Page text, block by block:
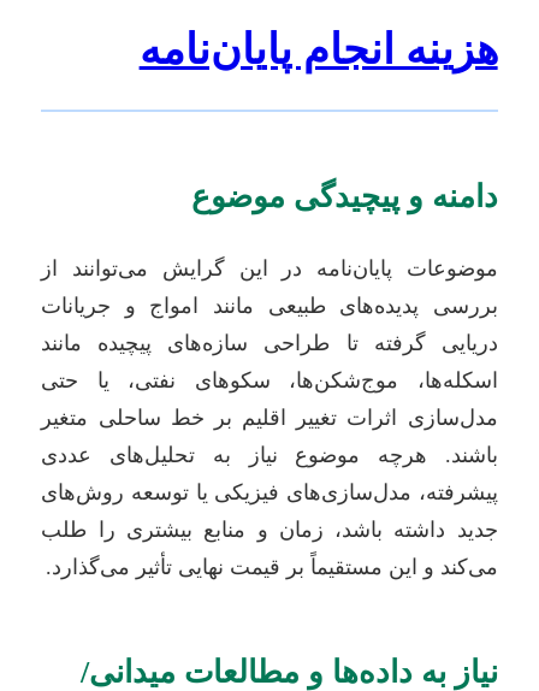
هزینه انجام پایان‌نامه
دامنه و پیچیدگی موضوع
موضوعات پایان‌نامه در این گرایش می‌توانند از
بررسی پدیده‌های طبیعی مانند امواج و جریانات
دریایی گرفته تا طراحی سازه‌های پیچیده مانند
اسکله‌ها، موج‌شکن‌ها، سکوهای نفتی، یا حتی
مدل‌سازی اثرات تغییر اقلیم بر خط ساحلی متغیر
باشند. هرچه موضوع نیاز به تحلیل‌های عددی
پیشرفته، مدل‌سازی‌های فیزیکی یا توسعه روش‌های
جدید داشته باشد، زمان و منابع بیشتری را طلب
می‌کند و این مستقیماً بر قیمت نهایی تأثیر می‌گذارد.
نیاز به داده‌ها و مطالعات میدانی/